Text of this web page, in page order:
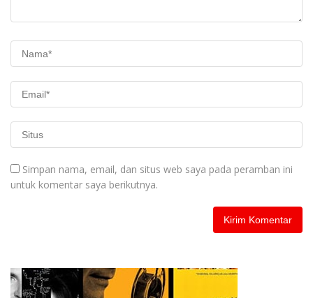
Simpan nama, email, dan situs web saya pada peramban ini
untuk komentar saya berikutnya.